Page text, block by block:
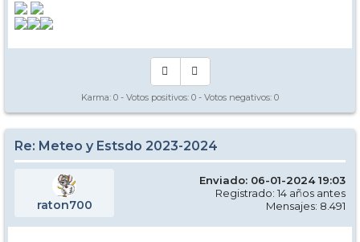
Karma: 0 - Votos positivos: 0 - Votos negativos: 0
Re: Meteo y Estsdo 2023-2024
raton700
Enviado: 06-01-2024 19:03
Registrado: 14 años antes
Mensajes: 8.491